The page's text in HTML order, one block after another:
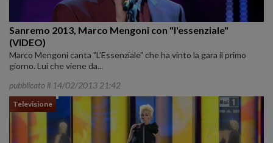
Sanremo 2013, Marco Mengoni con "l'essenziale"
(VIDEO)
Marco Mengoni canta "L'Essenziale" che ha vinto la gara il primo
giorno. Lui che viene da...
pubblicato il 14/02/2013 21:42
Televisione